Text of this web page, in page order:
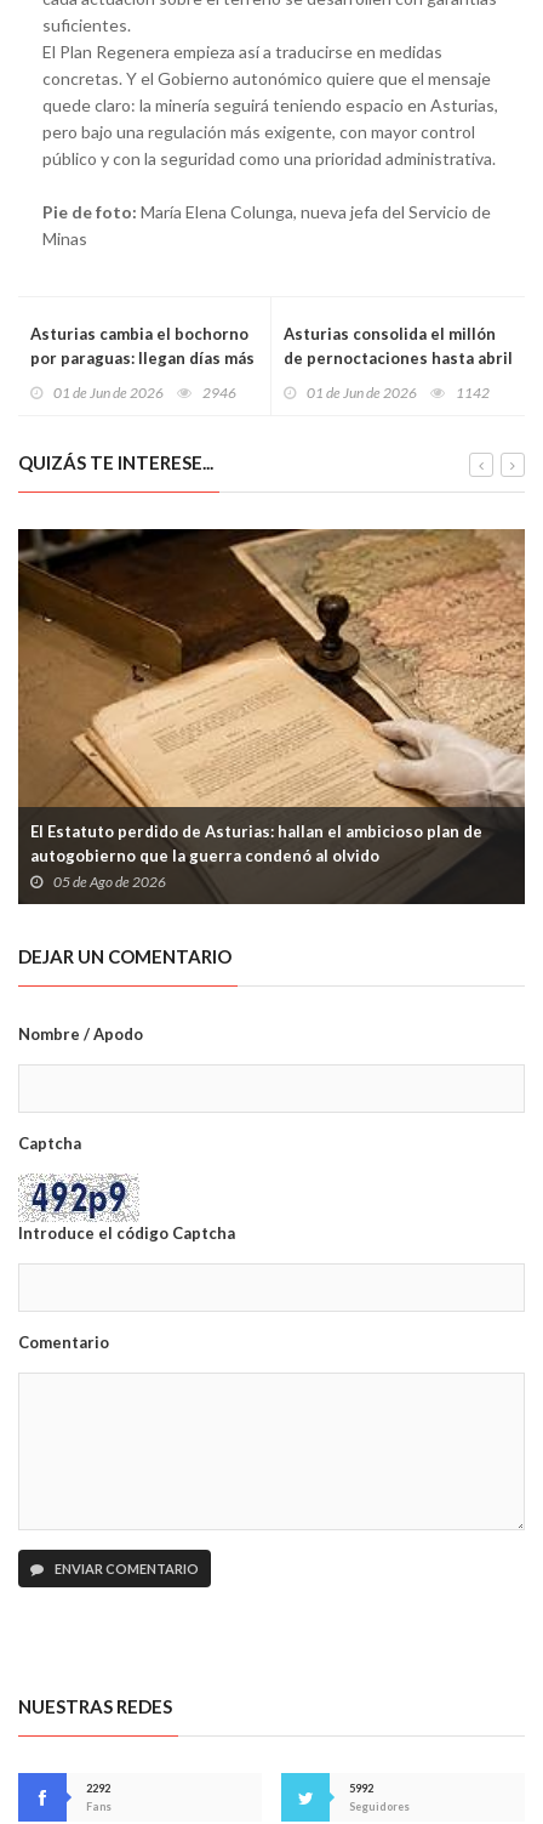
suficientes.
El Plan Regenera empieza así a traducirse en medidas
concretas. Y el Gobierno autonómico quiere que el mensaje
quede claro: la minería seguirá teniendo espacio en Asturias,
pero bajo una regulación más exigente, con mayor control
público y con la seguridad como una prioridad administrativa.
Pie de foto: María Elena Colunga, nueva jefa del Servicio de
Minas
Asturias cambia el bochorno
por paraguas: llegan días más
01 de Jun de 2026 2946
Asturias consolida el millón
de pernoctaciones hasta abril
01 de Jun de 2026 1142
QUIZÁS TE INTERESE...
El Estatuto perdido de Asturias: hallan el ambicioso plan de
autogobierno que la guerra condenó al olvido
05 de Ago de 2026
DEJAR UN COMENTARIO
Nombre / Apodo
Captcha
Introduce el código Captcha
Comentario
ENVIAR COMENTARIO
NUESTRAS REDES
2292
Fans
5992
Seguidores